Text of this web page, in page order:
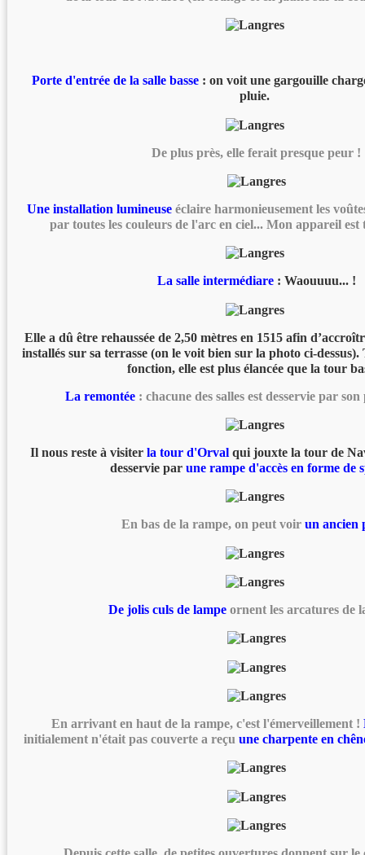
Porte d'entrée de la salle basse : on voit une gargouille
pluie.
De plus près, elle ferait presque peur !
Une installation lumineuse éclaire harmonieusement les
par toutes les couleurs de l'arc en ciel... Mon appareil est
La salle intermédiare : Waouuuu... !
Elle a dû être rehaussée de 2,50 mètres en 1515 afin
installés sur sa terrasse (on le voit bien sur la photo ci-
fonction, elle est plus élancée que la tour
La remontée : chacune des salles est desservie par
Il nous reste à visiter la tour d'Orval qui jouxte la tour de
desservie parune rampe d'accès en forme de
En bas de la rampe, on peut voir un ancien
De jolis culs de lampe ornent les arcatures de
En arrivant en haut de la rampe, c'est l'émerveillement !
initialement n'était pas couverte a reçu une charpente en